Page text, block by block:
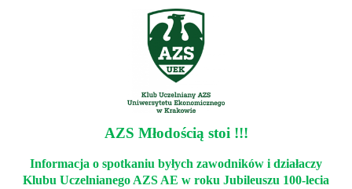
AZS Młodością stoi !!!
Informacja o spotkaniu byłych zawodników i działaczy
Klubu Uczelnianego AZS AE w roku Jubileuszu 100-lecia